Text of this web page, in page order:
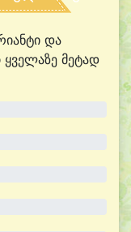
და
მეტად